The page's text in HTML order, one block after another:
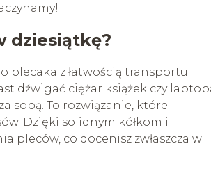
dziesiątkę?
plecaka z łatwością transportu
dźwigać ciężar książek czy
sobą. To rozwiązanie, które
Dzięki solidnym kółkom i
pleców, co docenisz zwłaszcza w